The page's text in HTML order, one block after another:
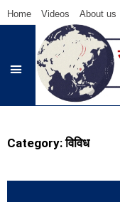
Home Videos About us
Category: विविध